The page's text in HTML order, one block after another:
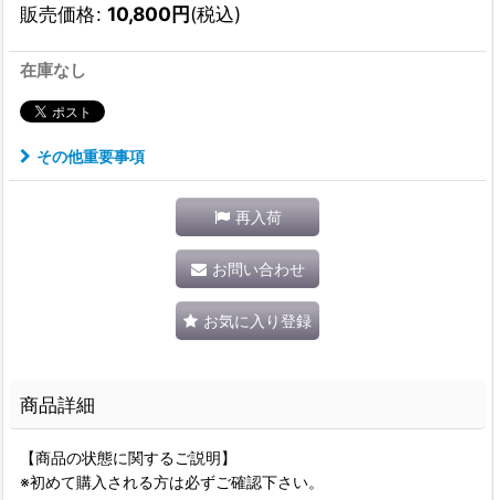
販売価格: 10,800円(税込)
在庫なし
その他重要事項
再入荷
お問い合わせ
お気に入り登録
商品詳細
【商品の状態に関するご説明】
※初めて購入される方は必ずご確認下さい。